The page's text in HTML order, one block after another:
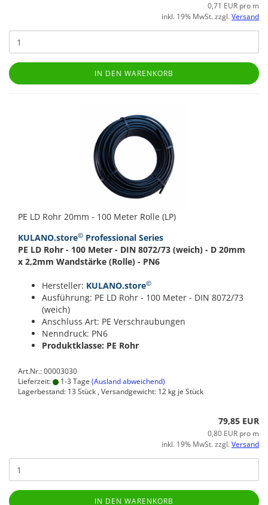
0,71 EUR pro m
inkl. 19% MwSt. zzgl.Versand
IN DEN WARENKORB
PE LD Rohr 20mm - 100 Meter Rolle (LP)
KULANO.store© Professional Series
PE LD Rohr - 100 Meter - DIN 8072/73 (weich) - D 20mm
x 2,2mm Wandstärke (Rolle) - PN6
Hersteller: KULANO.store©
Ausführung: PE LD Rohr - 100 Meter - DIN 8072/73
(weich)
Anschluss Art: PE Verschraubungen
Nenndruck: PN6
Produktklasse: PE Rohr
Art.Nr.: 00003030
Lieferzeit:
1-3 Tage (Ausland abweichend)
Lagerbestand: 13 Stück , Versandgewicht: 12 kg je Stück
79,85 EUR
0,80 EUR pro m
inkl. 19% MwSt. zzgl.Versand
IN DEN WARENKORB